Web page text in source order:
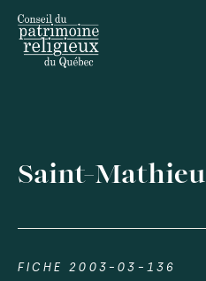
Saint-Mathieu
FICHE 2003-03-136